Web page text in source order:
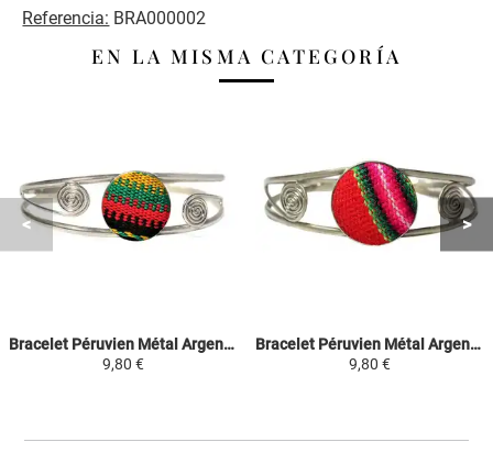
Referencia: BRA000002
EN LA MISMA CATEGORÍA
Bracelet Péruvien Métal Argenté - Vert/Rouge/Noir - Tissu Traditionnel Andin
9,80 €
Bracelet Péruvien Métal Argenté - Rouge - Tissu Traditionnel Andin
9,80 €